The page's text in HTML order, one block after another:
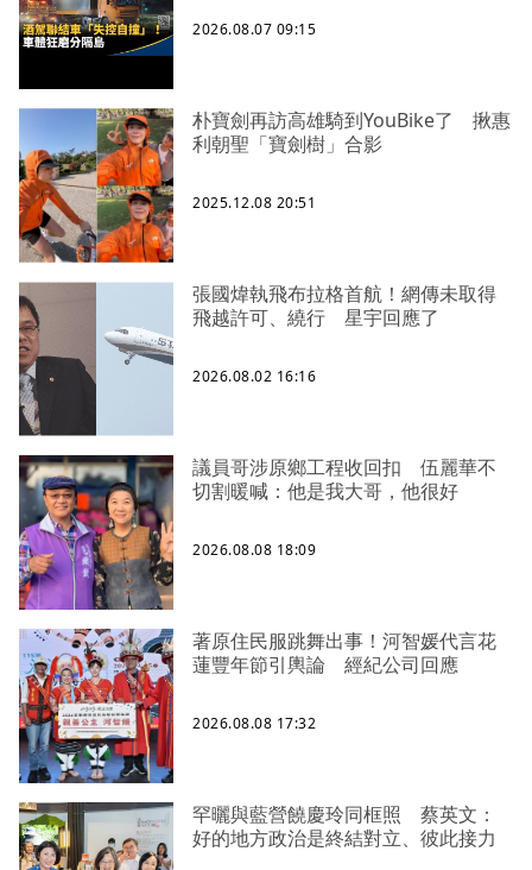
2026.08.07 09:15
朴寶劍再訪高雄騎到YouBike了 揪惠
利朝聖「寶劍樹」合影
2025.12.08 20:51
張國煒執飛布拉格首航！網傳未取得
飛越許可、繞行 星宇回應了
2026.08.02 16:16
議員哥涉原鄉工程收回扣 伍麗華不
切割暖喊：他是我大哥，他很好
2026.08.08 18:09
著原住民服跳舞出事！河智媛代言花
蓮豐年節引輿論 經紀公司回應
2026.08.08 17:32
罕曬與藍營饒慶玲同框照 蔡英文：
好的地方政治是終結對立、彼此接力